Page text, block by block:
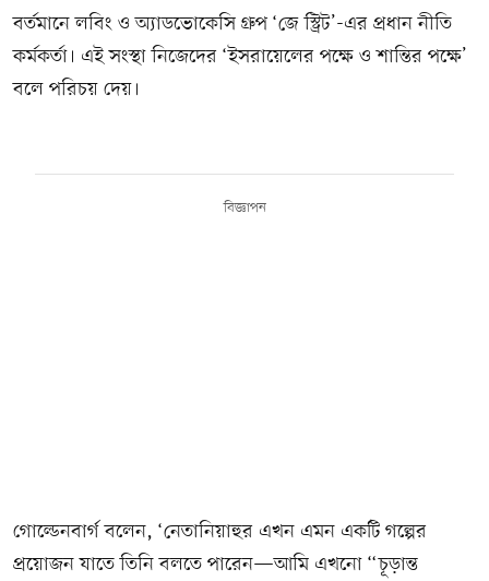
বর্তমানে লবিং ও অ্যাডভোকেসি গ্রুপ ‘জে স্ট্রিট’-এর প্রধান নীতি
কর্মকর্তা। এই সংস্থা নিজেদের ‘ইসরায়েলের পক্ষে ও শান্তির পক্ষে’
বলে পরিচয় দেয়।
বিজ্ঞাপন
গোল্ডেনবার্গ বলেন, ‘নেতানিয়াহুর এখন এমন একটি গল্পের
প্রয়োজন যাতে তিনি বলতে পারেন—আমি এখনো “চূড়ান্ত